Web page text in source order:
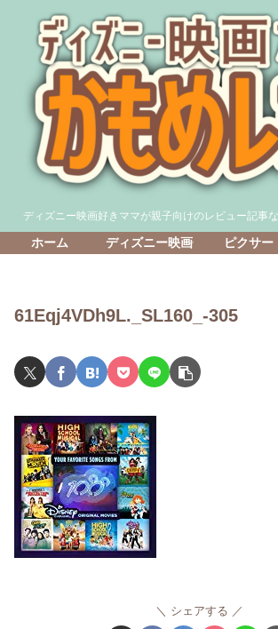
ディズニー映画好きママが親子向けのレビュー記事
ホーム ディズニー映画 ピクサー
61Eqj4VDh9L._SL160_-305
シェアする